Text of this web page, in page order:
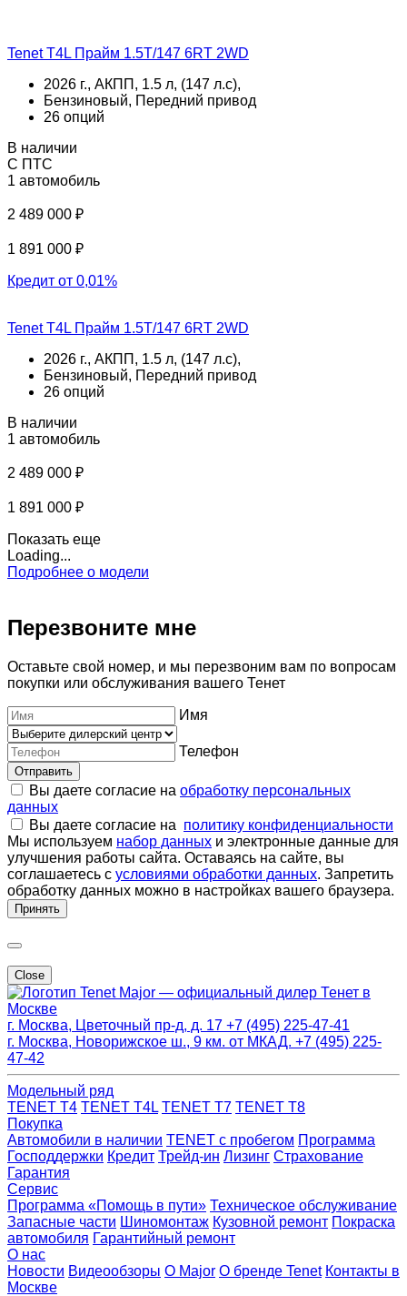
Tenet T4L Прайм 1.5T/147 6RT 2WD
2026 г., АКПП, 1.5 л, (147 л.с),
Бензиновый, Передний привод
26 опций
В наличии
С ПТС
1 автомобиль
2 489 000 ₽
1 891 000 ₽
Кредит от 0,01%
Tenet T4L Прайм 1.5T/147 6RT 2WD
2026 г., АКПП, 1.5 л, (147 л.с),
Бензиновый, Передний привод
26 опций
В наличии
1 автомобиль
2 489 000 ₽
1 891 000 ₽
Показать еще
Loading...
Подробнее о модели
Перезвоните мне
Оставьте свой номер, и мы перезвоним вам по вопросам
покупки или обслуживания вашего Тенет
Имя
Телефон
Отправить
Вы даете согласие на обработку персональных
данных
Вы даете согласие на политику конфиденциальности
Мы используем набор данных и электронные данные для
улучшения работы сайта. Оставаясь на сайте, вы
соглашаетесь с условиями обработки данных. Запретить
обработку данных можно в настройках вашего браузера.
Принять
Close
Major — официальный дилер Тенет в
Москве
г. Москва, Цветочный пр-д, д. 17 +7 (495) 225-47-41
г. Москва, Новорижское ш., 9 км. от МКАД. +7 (495) 225-
47-42
Модельный ряд
TENET T4 TENET T4L TENET T7 TENET T8
Покупка
Автомобили в наличии TENET с пробегом Программа
Господдержки Кредит Трейд-ин Лизинг Страхование
Гарантия
Сервис
Программа «Помощь в пути» Техническое обслуживание
Запасные части Шиномонтаж Кузовной ремонт Покраска
автомобиля Гарантийный ремонт
О нас
Новости Видеообзоры О Major О бренде Tenet Контакты в
Москве